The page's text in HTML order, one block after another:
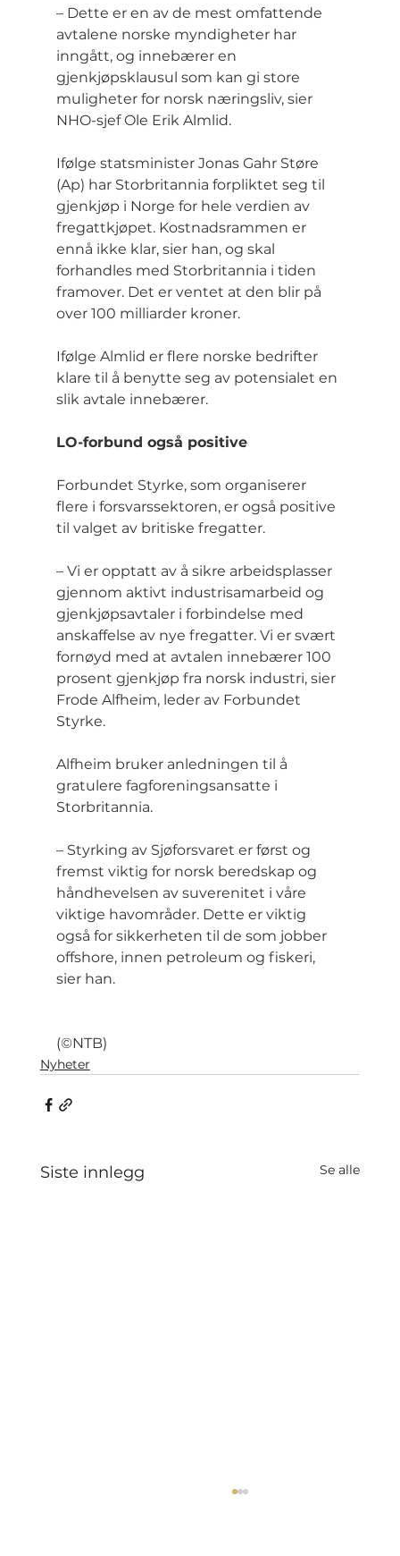
– Dette er en av de mest omfattende
avtalene norske myndigheter har
inngått, og innebærer en
gjenkjøpsklausul som kan gi store
muligheter for norsk næringsliv, sier
NHO-sjef Ole Erik Almlid.
Ifølge statsminister Jonas Gahr Støre
(Ap) har Storbritannia forpliktet seg til
gjenkjøp i Norge for hele verdien av
fregattkjøpet. Kostnadsrammen er
ennå ikke klar, sier han, og skal
forhandles med Storbritannia i tiden
framover. Det er ventet at den blir på
over 100 milliarder kroner.
Ifølge Almlid er flere norske bedrifter
klare til å benytte seg av potensialet en
slik avtale innebærer.
LO-forbund også positive
Forbundet Styrke, som organiserer
flere i forsvarssektoren, er også positive
til valget av britiske fregatter.
– Vi er opptatt av å sikre arbeidsplasser
gjennom aktivt industrisamarbeid og
gjenkjøpsavtaler i forbindelse med
anskaffelse av nye fregatter. Vi er svært
fornøyd med at avtalen innebærer 100
prosent gjenkjøp fra norsk industri, sier
Frode Alfheim, leder av Forbundet
Styrke.
Alfheim bruker anledningen til å
gratulere fagforeningsansatte i
Storbritannia.
– Styrking av Sjøforsvaret er først og
fremst viktig for norsk beredskap og
håndhevelsen av suverenitet i våre
viktige havområder. Dette er viktig
også for sikkerheten til de som jobber
offshore, innen petroleum og fiskeri,
sier han.
(©NTB)
Nyheter
Siste innlegg Se alle